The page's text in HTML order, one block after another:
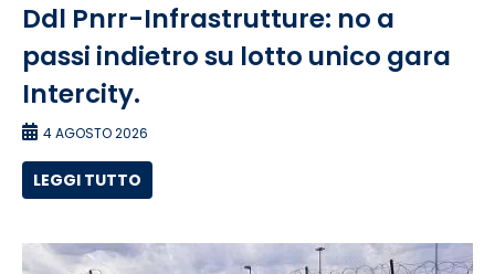
Ddl Pnrr-Infrastrutture: no a
passi indietro su lotto unico gara
Intercity.
4 AGOSTO 2026
LEGGI TUTTO